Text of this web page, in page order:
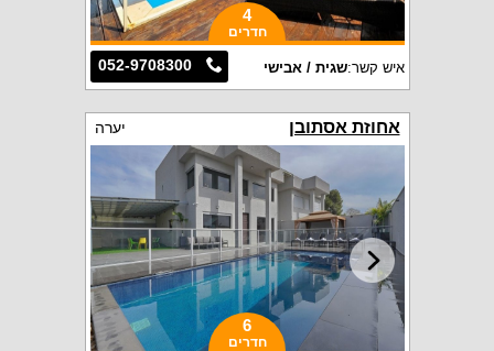
4
חדרים
052-9708300 איש קשר:שגית / אבישי
אחוזת אסתובן יערה
6
חדרים